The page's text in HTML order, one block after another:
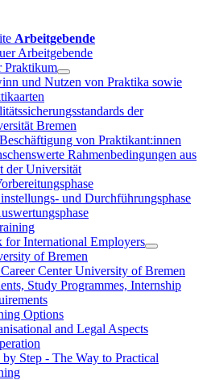
Arbeitgebende
Arbeitgebende
Praktikum
und Nutzen von Praktika sowie
der
Bremen
von Praktikant:innen
Rahmenbedingungen aus
der Universität
und Durchführungsphase
for International Employers
of Bremen
Center University of Bremen
Study Programmes, Internship
Options
and Legal Aspects
by Step - The Way to Practical